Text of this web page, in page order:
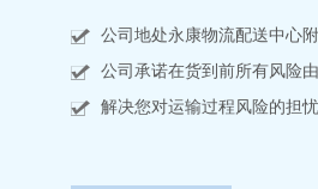
公司地处永康物流配送中心
公司承诺在货到前所有风险
解决您对运输过程风险的担忧